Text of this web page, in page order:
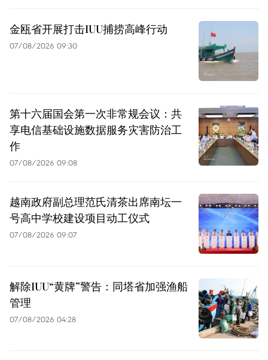
金瓯省开展打击IUU捕捞高峰行动
07/08/2026 09:30
第十六届国会第一次非常规会议：共
享电信基础设施数据服务灾害防治工
作
07/08/2026 09:08
越南政府副总理范氏清茶出席南坛一
号高中学校建设项目动工仪式
07/08/2026 09:07
解除IUU“黄牌”警告：同塔省加强渔船
管理
07/08/2026 04:28